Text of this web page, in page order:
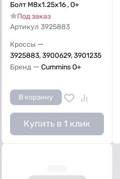
Болт M8x1.25x16 , О+
Под заказ
Артикул 3925883
Кроссы —
3925883, 3900629, 3901235
Бренд — Cummins O+
В корзину
Купить в 1 клик